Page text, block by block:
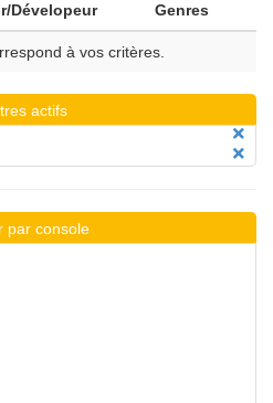
Dévelopeur Genres
à vos critères.
actifs
par console